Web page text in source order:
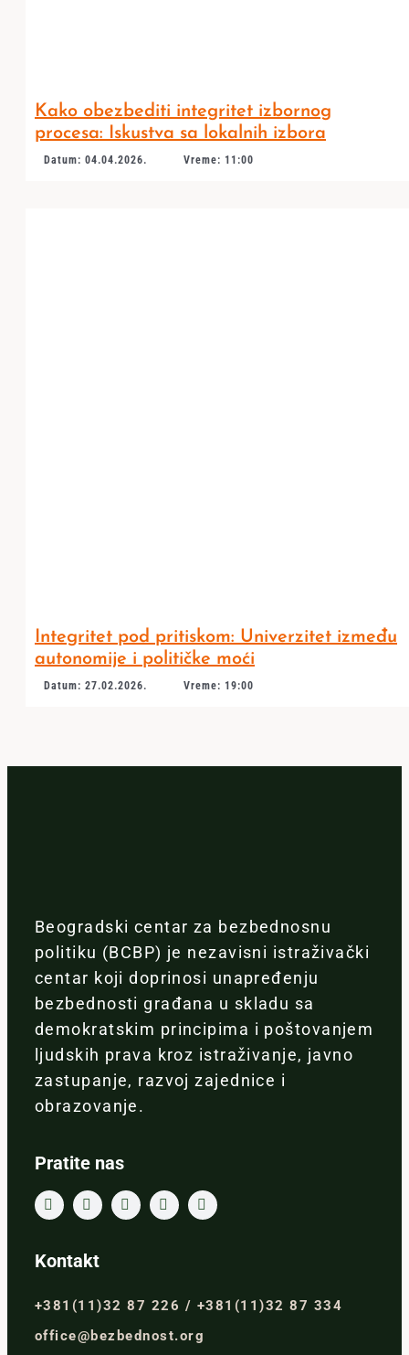
Kako obezbediti integritet izbornog
procesa: Iskustva sa lokalnih izbora
Datum: 04.04.2026. Vreme: 11:00
Integritet pod pritiskom: Univerzitet između
autonomije i političke moći
Datum: 27.02.2026. Vreme: 19:00
Beogradski centar za bezbednosnu
politiku (BCBP) je nezavisni istraživački
centar koji doprinosi unapređenju
bezbednosti građana u skladu sa
demokratskim principima i poštovanjem
ljudskih prava kroz istraživanje, javno
zastupanje, razvoj zajednice i
obrazovanje.
Pratite nas
Kontakt
+381(11)32 87 226 / +381(11)32 87 334
office@bezbednost.org